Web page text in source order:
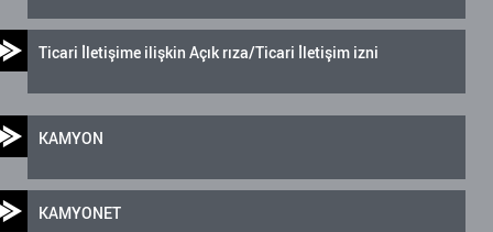
Ticari İletişime ilişkin Açık rıza/Ticari İletişim izni
KAMYON
KAMYONET